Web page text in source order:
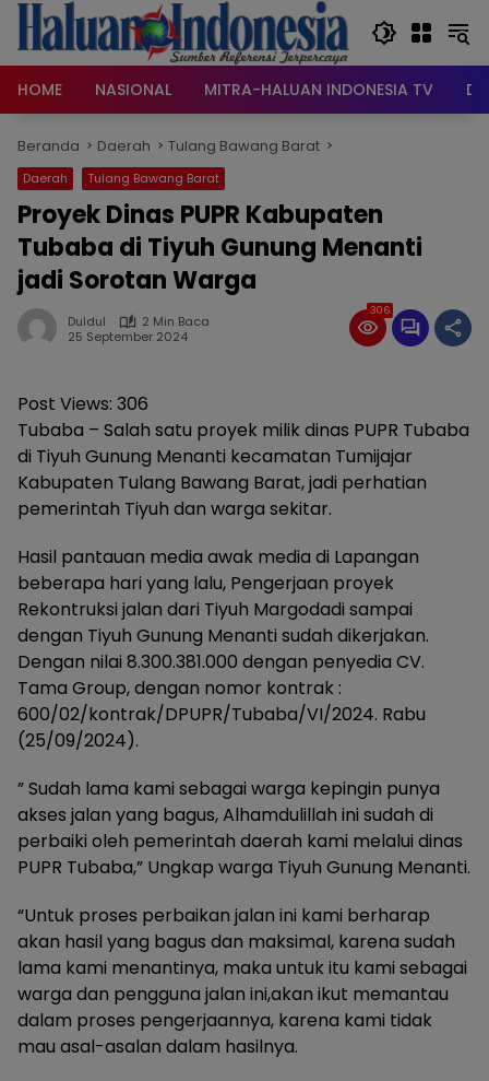
Langsung
konten
HOME
NASIONAL MITRA-HALUAN INDONESIA TV
Beranda Daerah Tulang Bawang Barat
Daerah Tulang Bawang Barat
Proyek Dinas PUPR Kabupaten
Tubaba di Tiyuh Gunung Menanti
jadi Sorotan Warga
Duldul
2 Min Baca
25 September 2024
306
Post Views: 306
Tubaba – Salah satu proyek milik dinas PUPR Tubaba
di Tiyuh Gunung Menanti kecamatan Tumijajar
Kabupaten Tulang Bawang Barat, jadi perhatian
pemerintah Tiyuh dan warga sekitar.
Hasil pantauan media awak media di Lapangan
beberapa hari yang lalu, Pengerjaan proyek
Rekontruksi jalan dari Tiyuh Margodadi sampai
dengan Tiyuh Gunung Menanti sudah dikerjakan.
Dengan nilai 8.300.381.000 dengan penyedia CV.
Tama Group, dengan nomor kontrak :
600/02/kontrak/DPUPR/Tubaba/VI/2024. Rabu
(25/09/2024).
” Sudah lama kami sebagai warga kepingin punya
akses jalan yang bagus, Alhamdulillah ini sudah di
perbaiki oleh pemerintah daerah kami melalui dinas
PUPR Tubaba,” Ungkap warga Tiyuh Gunung Menanti.
“Untuk proses perbaikan jalan ini kami berharap
akan hasil yang bagus dan maksimal, karena sudah
lama kami menantinya, maka untuk itu kami sebagai
warga dan pengguna jalan ini,akan ikut memantau
dalam proses pengerjaannya, karena kami tidak
mau asal-asalan dalam hasilnya.